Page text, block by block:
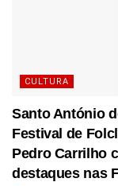
CULTURA
Santo António
Festival de
Pedro Carrilho
destaques nas